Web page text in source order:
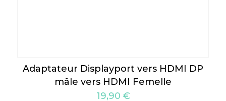
Adaptateur Displayport vers HDMI DP
mâle vers HDMI Femelle
19,90 €